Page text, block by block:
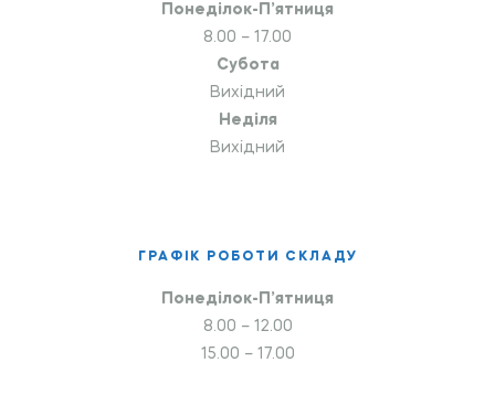
Понеділок-П’ятниця
8.00 – 17.00
Субота
Вихідний
Неділя
Вихідний
ГРАФІК РОБОТИ СКЛАДУ
Понеділок-П’ятниця
8.00 – 12.00
15.00 – 17.00